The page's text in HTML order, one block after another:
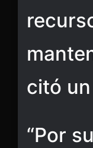
citó
“Por